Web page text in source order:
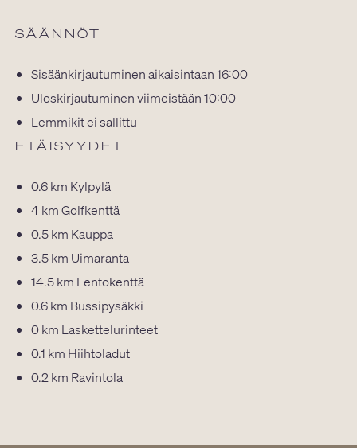
SÄÄNNÖT
Sisäänkirjautuminen aikaisintaan 16:00
Uloskirjautuminen viimeistään 10:00
Lemmikit ei sallittu
ETÄISYYDET
0.6 km Kylpylä
4 kmGolfkenttä
0.5 km Kauppa
3.5 km Uimaranta
14.5 km Lentokenttä
0.6 km Bussipysäkki
0 km Laskettelurinteet
0.1 km Hiihtoladut
0.2 km Ravintola